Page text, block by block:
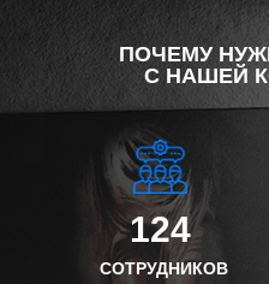
ПОЧЕМУ
С НАШЕЙ
124
СОТРУДНИКОВ